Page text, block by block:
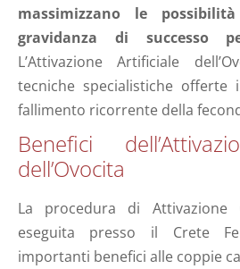
massimizzano le
gravidanza di successo
L’Attivazione Artificiale
tecniche specialistiche offerte
fallimento ricorrente della
Benefici
dell’Ovocita
La procedura di Attivazione
eseguita presso il Crete
importanti benefici alle coppie